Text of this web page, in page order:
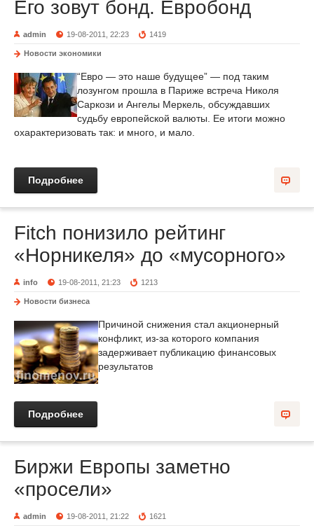
Его зовут бонд. Евробонд
admin 19-08-2011, 22:23 1419
Новости экономики
“Евро — это наше будущее” — под таким
лозунгом прошла в Париже встреча Николя
Саркози и Ангелы Меркель, обсуждавших
судьбу европейской валюты. Ее итоги можно
охарактеризовать так: и много, и мало.
Подробнее
Fitch понизило рейтинг
«Норникеля» до «мусорного»
info 19-08-2011, 21:23 1213
Новости бизнеса
Причиной снижения стал акционерный
конфликт, из-за которого компания
задерживает публикацию финансовых
результатов
Подробнее
Биржи Европы заметно
«просели»
admin 19-08-2011, 21:22 1621